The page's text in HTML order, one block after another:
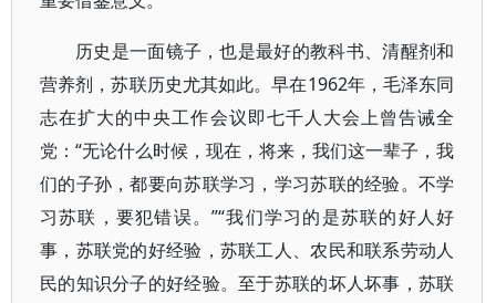
历史是一面镜子，也是最好的教科书、清醒剂和
营养剂，苏联历史尤其如此。早在1962年，毛泽东同
志在扩大的中央工作会议即七千人大会上曾告诫全
党：“无论什么时候，现在，将来，我们这一辈子，我
们的子孙，都要向苏联学习，学习苏联的经验。不学
习苏联，要犯错误。”“我们学习的是苏联的好人好
事，苏联党的好经验，苏联工人、农民和联系劳动人
民的知识分子的好经验。至于苏联的坏人坏事，苏联